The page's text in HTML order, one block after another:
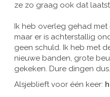
ze zo graag ook dat
Ik heb overleg gehad met
maar er is achterstallig
geen schuld. Ik heb met
nieuwe banden, grote
gekeken. Dure dingen dus.
Alsjeblieft voor één keer: